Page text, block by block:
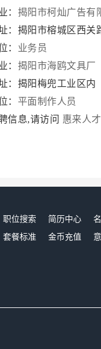
： 揭阳市柯灿广告有
：揭阳市榕城区西关
： 业务员
： 揭阳市海鸥文具厂
：揭阳梅兜工业区内
： 平面制作人员
信息,请访问 惠来人
职位搜索 简历中心
套餐标准
金币充值